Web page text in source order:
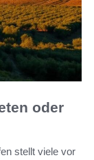
oder
stellt viele vor